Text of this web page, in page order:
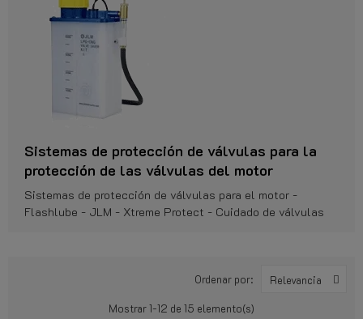
Sistemas de protección de válvulas para la
protección de las válvulas del motor
Sistemas de protección de válvulas para el motor -
Flashlube - JLM - Xtreme Protect - Cuidado de válvulas
Ordenar por: Relevancia
Mostrar 1-12 de 15 elemento(s)